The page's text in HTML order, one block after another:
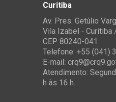
Curitiba
Av. Pres. Getúlio
Vila Izabel - Curitiba
CEP 80240-041
Telefone: +55 (041)
E-mail:
Atendimento:
h às 16 h.